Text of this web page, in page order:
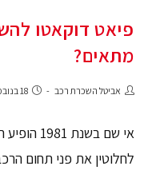
פיאט דוקאטו
מתאים?
אביטל השכרת רכב 18 בנובמבר 2019
אי שם
לחלוטין את פני תחום